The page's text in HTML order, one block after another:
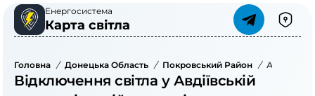
Енергосистема
Карта світла
Головна / Донецька Область / Покровський Район /
Відключення світла у Авдіївській